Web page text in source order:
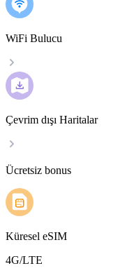
WiFi Bulucu
Çevrim dışı Haritalar
Ücretsiz bonus
Küresel eSIM
4G/LTE